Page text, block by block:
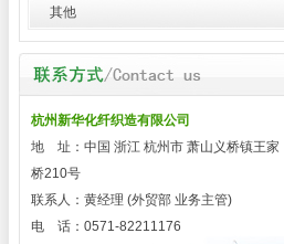
其他
杭州新华化纤织造有限公司
地 址：中国 浙江 杭州市 萧山义桥镇王家
桥210号
联系人：黄经理 (外贸部 业务主管)
电 话：0571-82211176